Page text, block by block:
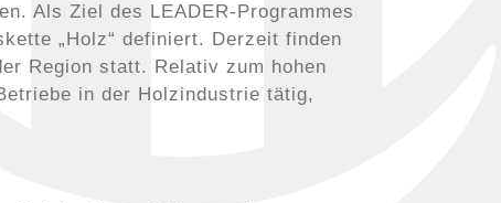
Als Ziel des LEADER-Programmes
„Holz“ definiert. Derzeit finden
Region statt. Relativ zum hohen
in der Holzindustrie tätig,